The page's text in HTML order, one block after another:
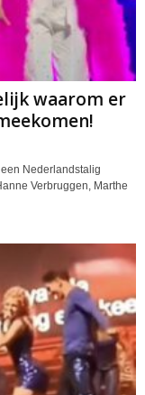
waarom er
Nederlandstalig
Verbruggen, Marthe